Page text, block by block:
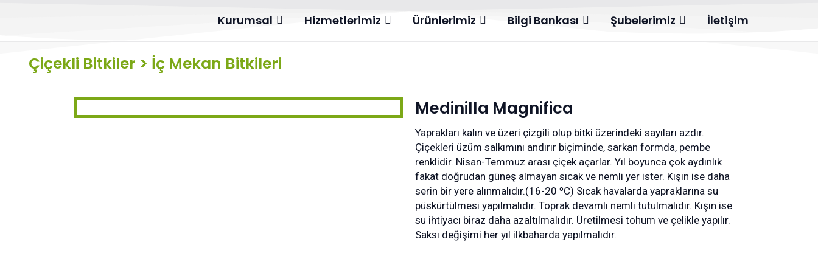
Kurumsal Hizmetlerimiz Ürünlerimiz Bilgi Bankası Şubelerimiz İletişim
Çiçekli Bitkiler > İç Mekan Bitkileri
Medinilla Magnifica
Yaprakları kalın ve üzeri çizgili olup bitki üzerindeki sayıları azdır.
Çiçekleri üzüm salkımını andırır biçiminde, sarkan formda, pembe
renklidir. Nisan-Temmuz arası çiçek açarlar. Yıl boyunca çok aydınlık
fakat doğrudan güneş almayan sıcak ve nemli yer ister. Kışın ise daha
serin bir yere alınmalıdır.(16-20 ºC) Sıcak havalarda yapraklarına su
püskürtülmesi yapılmalıdır. Toprak devamlı nemli tutulmalıdır. Kışın ise
su ihtiyacı biraz daha azaltılmalıdır. Üretilmesi tohum ve çelikle yapılır.
Saksı değişimi her yıl ilkbaharda yapılmalıdır.